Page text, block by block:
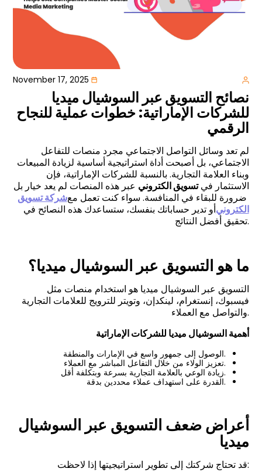
November 17, 2025
نصائح التسويق عبر السوشيال ميديا
للشركات الإماراتية: خطوات عملية للنجاح
الرقمي
لم تعد وسائل التواصل الاجتماعي مجرد منصات للتفاعل
الاجتماعي، بل أصبحت أداة استراتيجية أساسية لزيادة المبيعات
وبناء العلامة التجارية. بالنسبة للشركات الإماراتية، فإن
الاستثمار فيتسويق الكتروني عبر هذه المنصات لم يعد خيار بل
شركة تسويق
الكتروني
تحقيق أفضل النتائج.
ما هو التسويق عبر السوشيال ميديا؟
التسويق عبر السوشيال ميديا هو استخدام منصات مثل
فيسبوك، إنستغرام، لينكدإن، وتويتر للترويج للعلامات التجارية
والتواصل مع العملاء.
أهمية السوشيال ميديا للشركات الإماراتية
الوصول إلى جمهور واسع في الإمارات والمنطقة.
تعزيز الولاء من خلال التفاعل المباشر مع العملاء.
زيادة الوعي بالعلامة التجارية بسرعة وبتكلفة أقل.
القدرة على استهداف عملاء محددين بدقة.
أعراض ضعف التسويق عبر السوشيال
ميديا
قد تحتاج شركتك إلى تطوير استراتيجيتها إذا لاحظت: